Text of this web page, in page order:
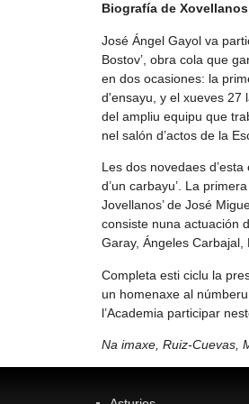
Biografía de
José Ángel Gayol va
Bostov’, obra cola que
en dos ocasiones: la
d'ensayu, y el xueves 27
del ampliu equipu que
nel salón d’actos de la
Les dos novedaes
d’un carbayu’. La
Jovellanos’ de José
consiste nuna actuación
Garay, Ángeles Carbajal,
Completa esti ciclu la
un homenaxe al
l’Academia participar
Na imaxe, Ruiz-Cuevas,